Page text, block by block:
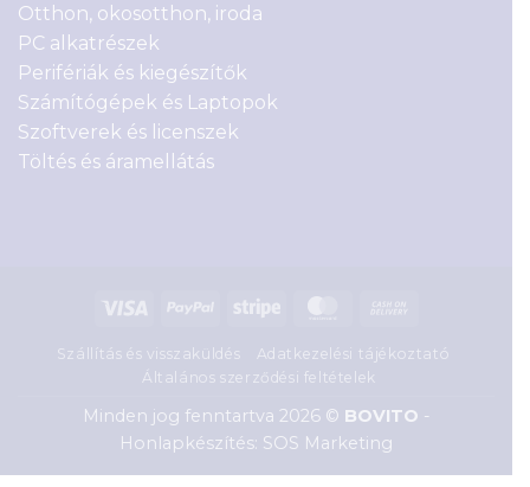
Otthon, okosotthon, iroda
PC alkatrészek
Perifériák és kiegészítők
Számítógépek és Laptopok
Szoftverek és licenszek
Töltés és áramellátás
Visa PayPal Stripe MasterCard
Delivery
Szállítás és visszaküldés
Adatkezelési tájékoztató
Általános szerződési feltételek
Minden jog fenntartva 2026 © BOVITO -
Honlapkészítés: SOS Marketing